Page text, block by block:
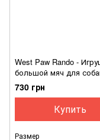
West Paw Rando -
большой мяч для
730 грн
Купить
Размер